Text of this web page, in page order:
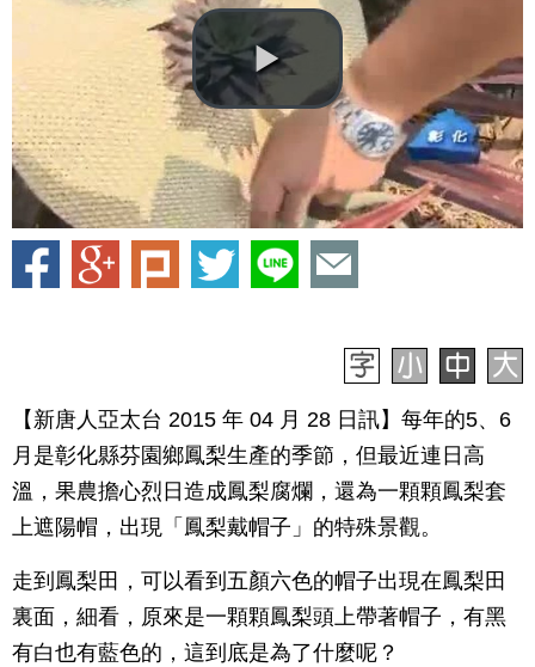
【新唐人亞太台 2015 年 04 月 28 日訊】每年的5、6
月是彰化縣芬園鄉鳳梨生產的季節，但最近連日高
溫，果農擔心烈日造成鳳梨腐爛，還為一顆顆鳳梨套
上遮陽帽，出現「鳳梨戴帽子」的特殊景觀。
走到鳳梨田，可以看到五顏六色的帽子出現在鳳梨田
裏面，細看，原來是一顆顆鳳梨頭上帶著帽子，有黑
有白也有藍色的，這到底是為了什麼呢？